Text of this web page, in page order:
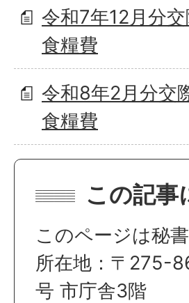
令和7年12月分交
食糧費
令和8年2月分交
食糧費
この記事
このページは秘
所在地：〒275-
号 市庁舎3階